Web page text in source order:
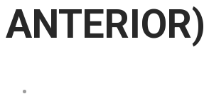
ANTERIOR)